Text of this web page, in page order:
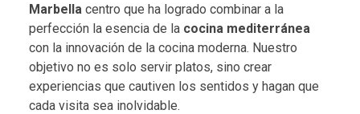
Marbella centro que ha logrado combinar a la
perfección la esencia de la cocina mediterránea
con la innovación de la cocina moderna. Nuestro
objetivo no es solo servir platos, sino crear
experiencias que cautiven los sentidos y hagan que
cada visita sea inolvidable.